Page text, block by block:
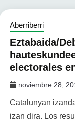
Aberriberri
Eztabaida/
electorales
noviembre 28,
Catalunyan
izan dira. Los